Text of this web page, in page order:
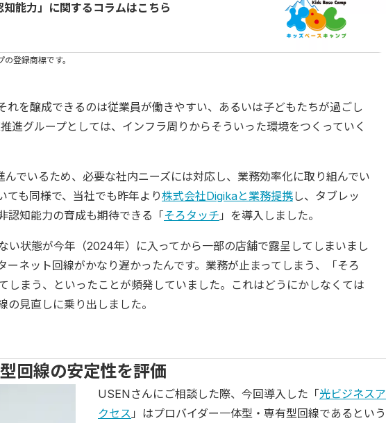
能力」に関するコラムはこちら
登録商標です。
れを醸成できるのは従業員が働きやすい、あるいは子どもたちが過ごし
進グループとしては、インフラ周りからそういった環境をつくっていく
でいるため、必要な社内ニーズには対応し、業務効率化に取り組んでい
ても同様で、当社でも昨年より株式会社Digikaと業務提携し、タブレッ
認知能力の育成も期待できる「そろタッチ 」を導入しました。
い状態が今年（2024年）に入ってから一部の店舗で露呈してしまいまし
ネット回線がかなり遅かったんです。業務が止まってしまう、「そろ
しまう、といったことが頻発していました。これはどうにかしなくては
見直しに乗り出しました。
回線の安定性を評価
USENさんにご相談した際、今回導入した「光ビジネスア
クセス 」はプロバイダー一体型・専有型回線であるという